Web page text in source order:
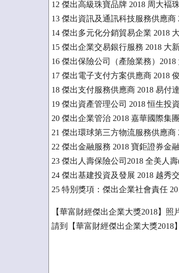
12 傑出高級珠寶品牌 2018 周大褔
13 傑出資訊及通訊科技服務供應
14 傑出多元化分銷貿易企業 2018
15 傑出企業交易銀行服務 2018 大
16 傑出保險公司（產險業務）2018
17 傑出電子支付方案供應商 2018
18 傑出支付服務供應商 2018 易付
19 傑出資產管理公司 2018 恒生投
20 傑出企業管治 2018 嘉華國際集
21 傑出環球第三方物流服務供應商
22 傑出金融服務 2018 寶鉅證券金
23 傑出人壽保險公司2018 全美人
24 傑出基建投資及發展 2018 越秀
25 特別獎項：傑出企業社會責任
【華富財經傑出企業大獎2018】照
請到【華富財經傑出企業大獎2018